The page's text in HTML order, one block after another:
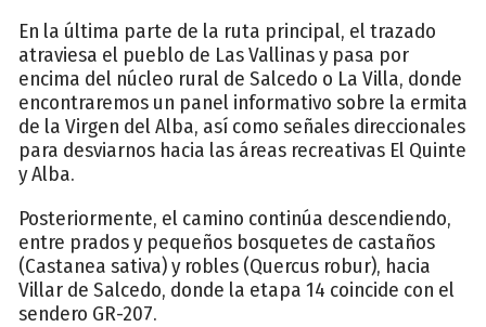
En la última parte de la ruta principal, el trazado
atraviesa el pueblo de Las Vallinas y pasa por
encima del núcleo rural de Salcedo o La Villa, donde
encontraremos un panel informativo sobre la ermita
de la Virgen del Alba, así como señales direccionales
para desviarnos hacia las áreas recreativas El Quinte
y Alba.
Posteriormente, el camino continúa descendiendo,
entre prados y pequeños bosquetes de castaños
(Castanea sativa) y robles (Quercus robur), hacia
Villar de Salcedo, donde la etapa 14 coincide con el
sendero GR-207.